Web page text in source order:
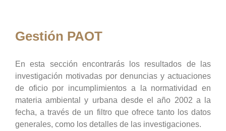
Gestión PAOT
En esta sección encontrarás los resultados de las
investigación motivadas por denuncias y actuaciones
de oficio por incumplimientos a la normatividad en
materia ambiental y urbana desde el año 2002 a la
fecha, a través de un filtro que ofrece tanto los datos
generales, como los detalles de las investigaciones.